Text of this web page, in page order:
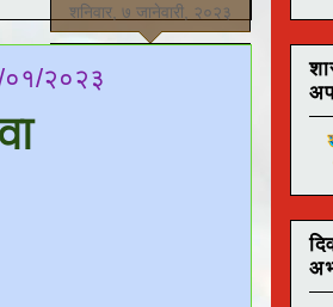
शनिवार, ७ जानेवारी, २०२३
०१/२०२३